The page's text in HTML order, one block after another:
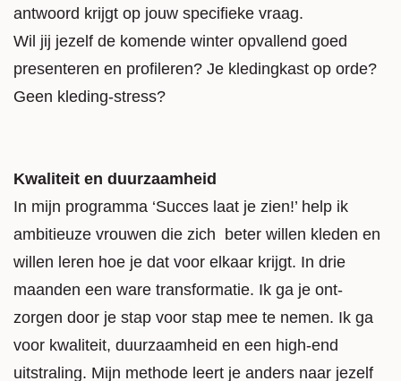
antwoord krijgt op jouw specifieke vraag.
Wil jij jezelf de komende winter opvallend goed
presenteren en profileren? Je kledingkast op orde?
Geen kleding-stress?
Kwaliteit en duurzaamheid
In mijn programma ‘Succes laat je zien!’ help ik
ambitieuze vrouwen die zich beter willen kleden en
willen leren hoe je dat voor elkaar krijgt. In drie
maanden een ware transformatie. Ik ga je ont-
zorgen door je stap voor stap mee te nemen. Ik ga
voor kwaliteit, duurzaamheid en een high-end
uitstraling. Mijn methode leert je anders naar jezelf